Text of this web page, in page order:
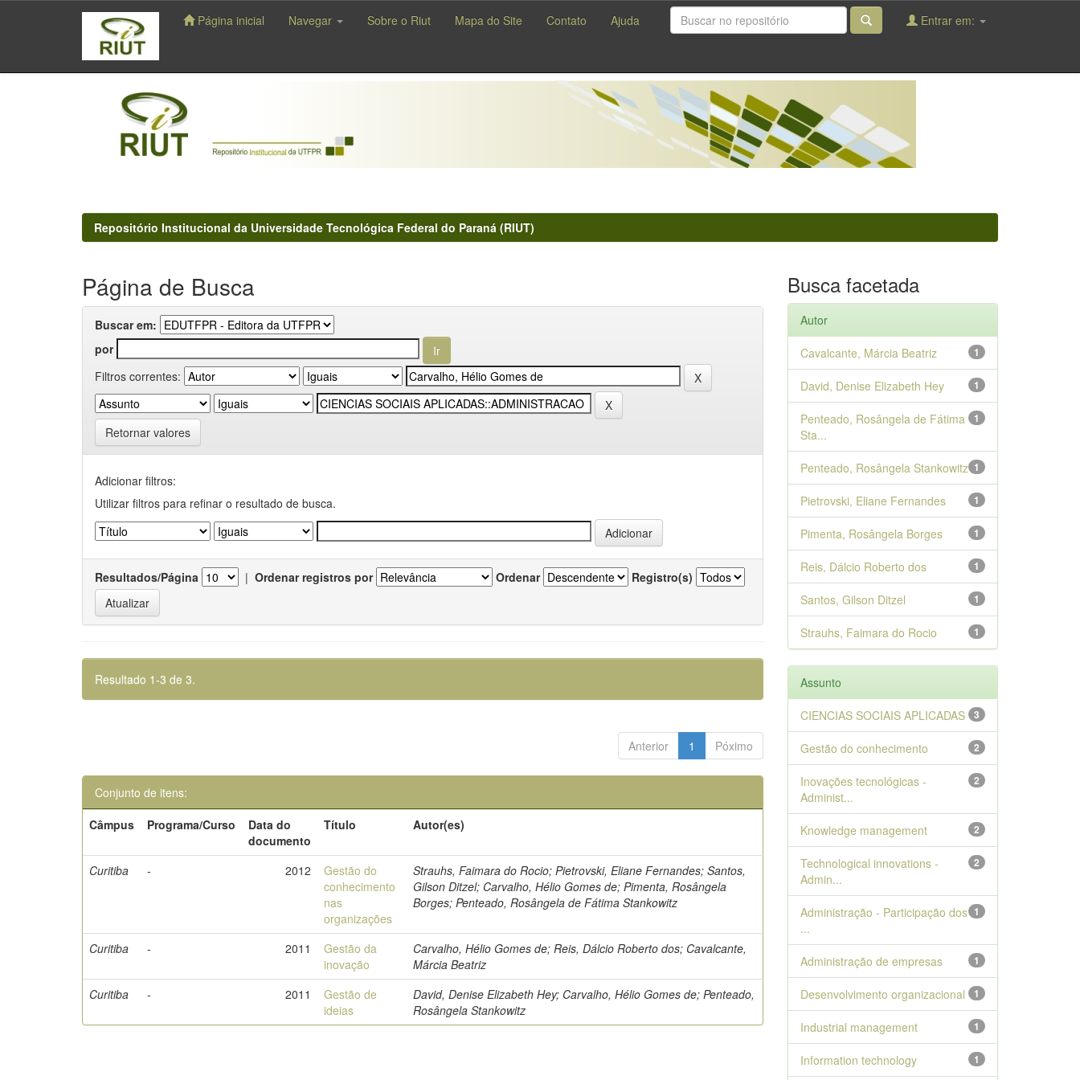
navigation
Página inicial Navegar Sobre o Riut Mapa do Site Contato Ajuda Entrar em:
Repositório Institucional da Universidade Tecnológica Federal do Paraná (RIUT)
Página de Busca
Buscar em:
por
Filtros correntes:
Retornar valores
Adicionar filtros:
Utilizar filtros para refinar o resultado de busca.
Resultados/Página | Ordenar registros por Ordenar Registro(s)
Resultado 1-3 de 3.
Anterior 1 Póximo
Conjunto de itens:
Câmpus
Programa/Curso
Data do
documento
Título Autor(es)
Curitiba - 2012
Gestão do
conhecimento
nas
organizações
Strauhs, Faimara do Rocio; Pietrovski, Eliane Fernandes; Santos,
Gilson Ditzel; Carvalho, Hélio Gomes de; Pimenta, Rosângela
Borges; Penteado, Rosângela de Fátima Stankowitz
Curitiba - 2011
Gestão da
inovação
Carvalho, Hélio Gomes de; Reis, Dálcio Roberto dos; Cavalcante,
Márcia Beatriz
Curitiba
- 2011
Gestão de
ideias
David, Denise Elizabeth Hey; Carvalho, Hélio Gomes de; Penteado,
Rosângela Stankowitz
Busca facetada
Autor
1
Cavalcante, Márcia Beatriz
1
David, Denise Elizabeth Hey
1
Penteado, Rosângela de Fátima
Sta...
1
Penteado, Rosângela Stankowitz
1
Pietrovski, Eliane Fernandes
1
Pimenta, Rosângela Borges
1
Reis, Dálcio Roberto dos
1
Santos, Gilson Ditzel
1
Strauhs, Faimara do Rocio
Assunto
3
CIENCIAS SOCIAIS APLICADAS
2
Gestão do conhecimento
2
Inovações tecnológicas -
Administ...
2
Knowledge management
2
Technological innovations -
Admin...
1
Administração - Participação dos
...
1
Administração de empresas
1
Desenvolvimento organizacional
1
Industrial management
1
Information technology